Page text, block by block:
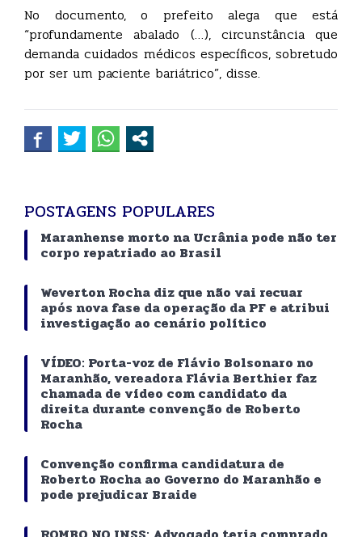
No documento, o prefeito alega que está
“profundamente abalado (…), circunstância que
demanda cuidados médicos específicos, sobretudo
por ser um paciente bariátrico”, disse.
POSTAGENS POPULARES
Maranhense morto na Ucrânia pode não ter
corpo repatriado ao Brasil
Weverton Rocha diz que não vai recuar
após nova fase da operação da PF e atribui
investigação ao cenário político
VÍDEO: Porta-voz de Flávio Bolsonaro no
Maranhão, vereadora Flávia Berthier faz
chamada de vídeo com candidato da
direita durante convenção de Roberto
Rocha
Convenção confirma candidatura de
Roberto Rocha ao Governo do Maranhão e
pode prejudicar Braide